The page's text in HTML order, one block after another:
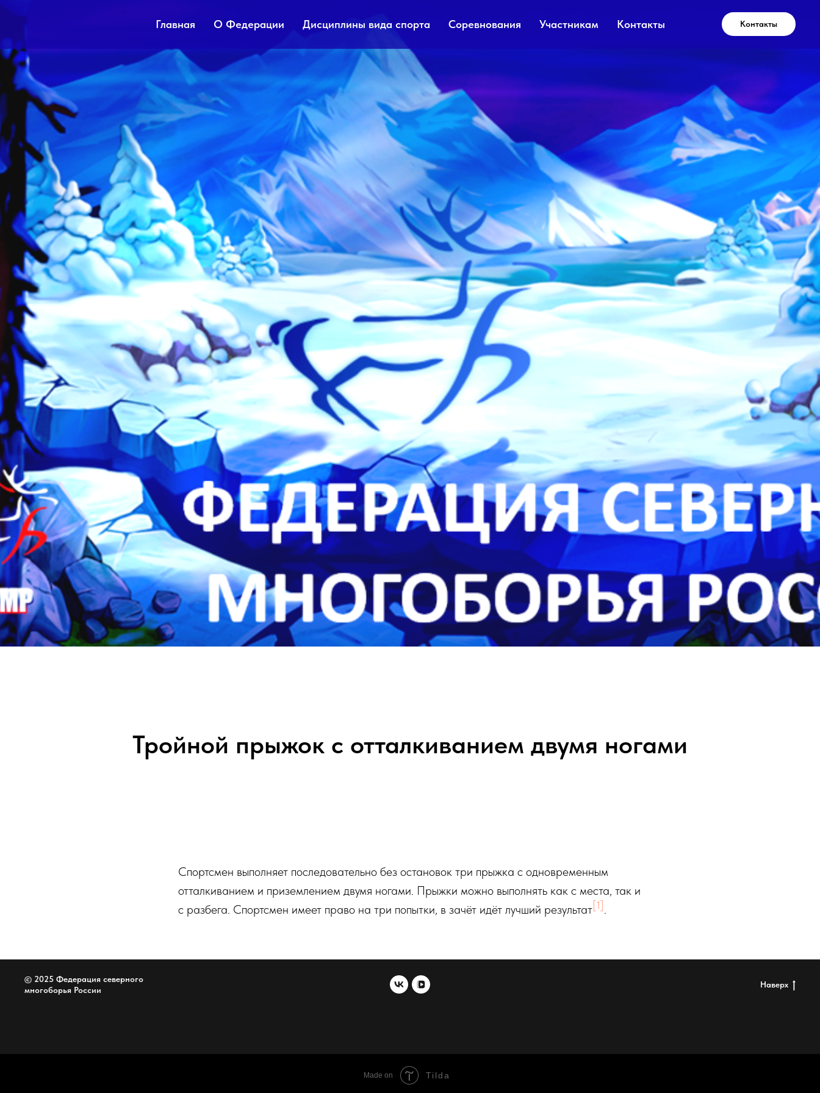
Главная О Федерации Дисциплины вида спорта Соревнования Участникам Контакты Контакты
Тройной прыжок с отталкиванием двумя ногами
Спортсмен выполняет последовательно без остановок три прыжка с одновременным
отталкиванием и приземлением двумя ногами. Прыжки можно выполнять как с места, так и
с разбега. Спортсмен имеет право на три попытки, в зачёт идёт лучший результат [1] .
© 2025 Федерация северного
многоборья России
Наверх
Made on Tilda